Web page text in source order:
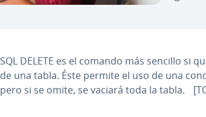
SQL DELETE es el comando más sencillo si
de una tabla. Éste permite el uso de una
pero si se omite, se vaciará toda la tabla.